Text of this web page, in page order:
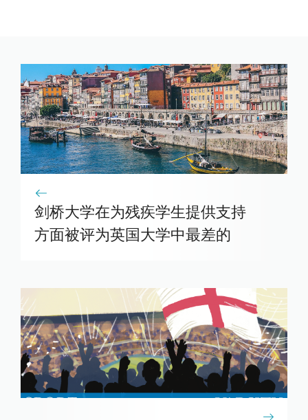
剑桥大学在为残疾学生提供支持
方面被评为英国大学中最差的